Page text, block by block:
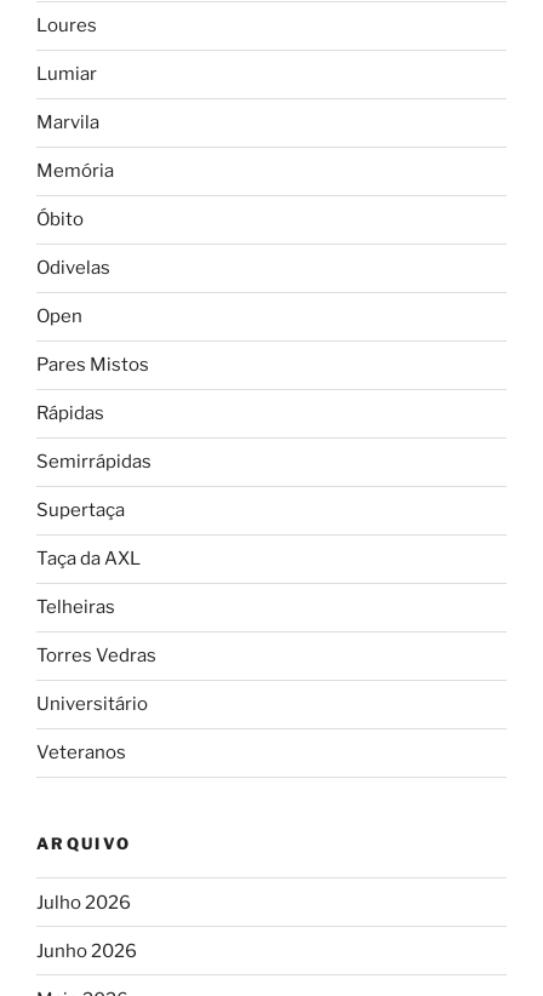
Loures
Lumiar
Marvila
Memória
Óbito
Odivelas
Open
Pares Mistos
Rápidas
Semirrápidas
Supertaça
Taça da AXL
Telheiras
Torres Vedras
Universitário
Veteranos
ARQUIVO
Julho 2026
Junho 2026